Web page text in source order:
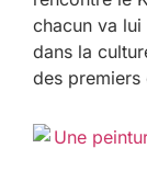
chacun va
dans la
des premiers